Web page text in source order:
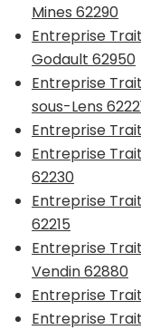
Mines 62290
Entreprise
Godault 62950
Entreprise
sous-Lens
Entreprise
Entreprise
62230
Entreprise
62215
Entreprise
Vendin 62880
Entreprise
Entreprise